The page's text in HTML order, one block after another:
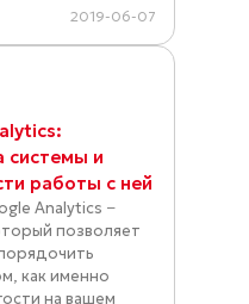
2019-06-07
системы и
работы с ней
Analytics −
позволяет
как именно
на вашем